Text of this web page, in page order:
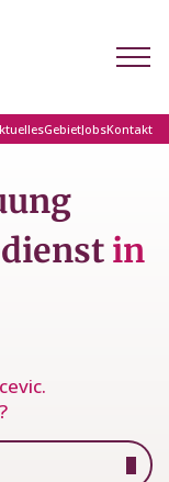
GebietJobsKontakt
in